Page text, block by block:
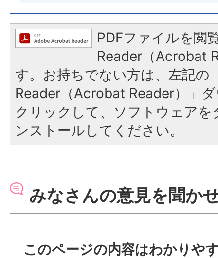
PDFファイルを閲
Reader（Acrobat
す。お持ちでない方は、左記の
Reader（Acrobat Reader）」
クリックして、ソフトウェア
ンストールしてください。
みなさんの意見を聞か
このページの内容はわかりや